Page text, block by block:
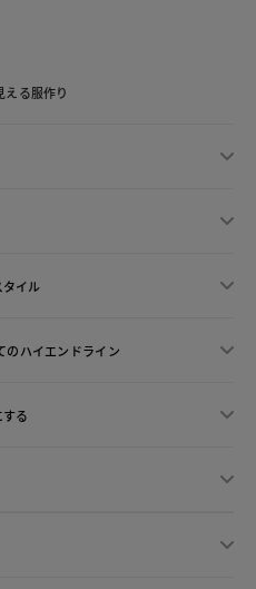
える服作り
イル
のハイエンドライン
る